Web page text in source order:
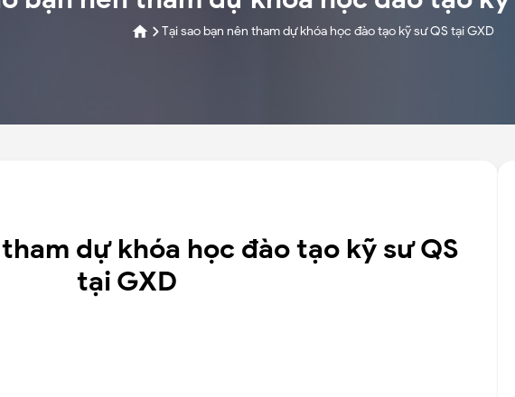
Tại sao bạn nên tham dự khóa học đào tạo kỹ sư QS tại GXD
dự khóa học đào tạo kỹ sư QS
tại GXD